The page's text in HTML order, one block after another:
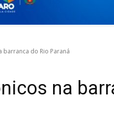
barranca do Rio Paraná
na